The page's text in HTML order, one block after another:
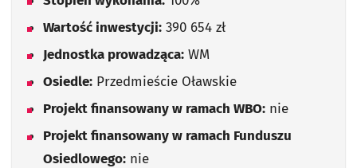
Wartość inwestycji: 390 654 zł
Jednostka prowadząca: WM
Osiedle: Przedmieście Oławskie
Projekt finansowany w ramach WBO: nie
Projekt finansowany w ramach Funduszu
Osiedlowego: nie